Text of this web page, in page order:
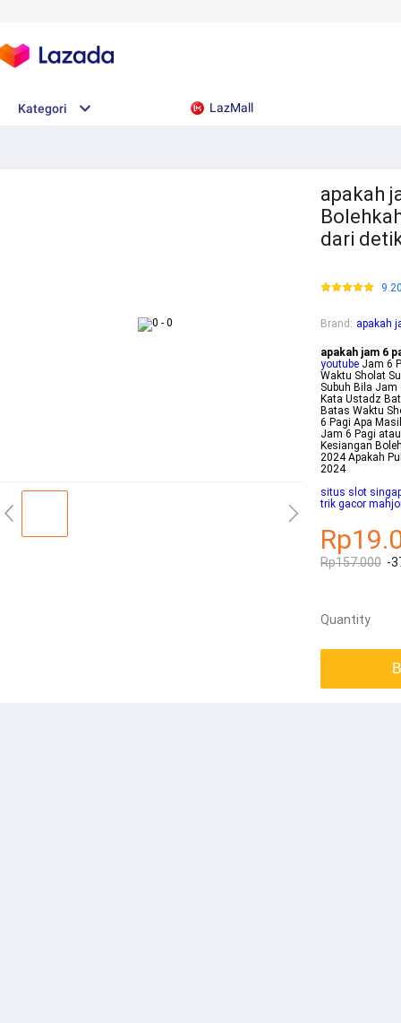
Kategori LazMall
apakah
dari
Brand : apakah
apakah jam 6
youtube Jam 6
Waktu Sholat
Subuh Bila Jam
Kata Ustadz
Batas Waktu
6 Pagi Apa
Jam 6 Pagi
Kesiangan
2024 Apakah
2024
situs slot
trik gacor
Rp157.000 -
Quantity